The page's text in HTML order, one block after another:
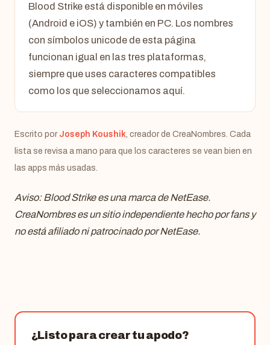
Blood Strike está disponible en móviles
(Android e iOS) y también en PC. Los nombres
con símbolos unicode de esta página
funcionan igual en las tres plataformas,
siempre que uses caracteres compatibles
como los que seleccionamos aquí.
Escrito por Joseph Koushik , creador de CreaNombres. Cada
lista se revisa a mano para que los caracteres se vean bien en
las apps más usadas.
Aviso: Blood Strike es una marca de NetEase.
CreaNombres es un sitio independiente hecho por fans y
no está afiliado ni patrocinado por NetEase.
¿Listo para crear tu apodo?